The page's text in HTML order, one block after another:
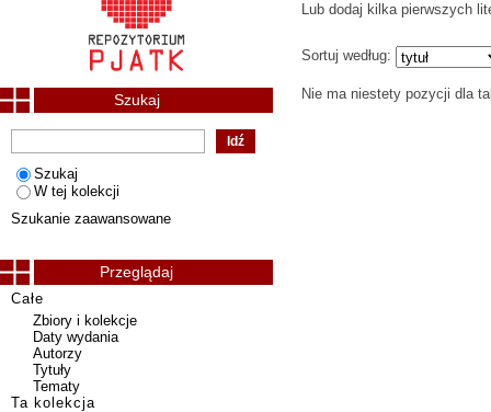
Lub dodaj kilka pierwszych
Sortuj według:
Nie ma niestety pozycji dla
Szukaj
Szukaj
W tej kolekcji
Szukanie zaawansowane
Przeglądaj
Całe
Zbiory i kolekcje
Daty wydania
Autorzy
Tytuły
Tematy
Ta kolekcja